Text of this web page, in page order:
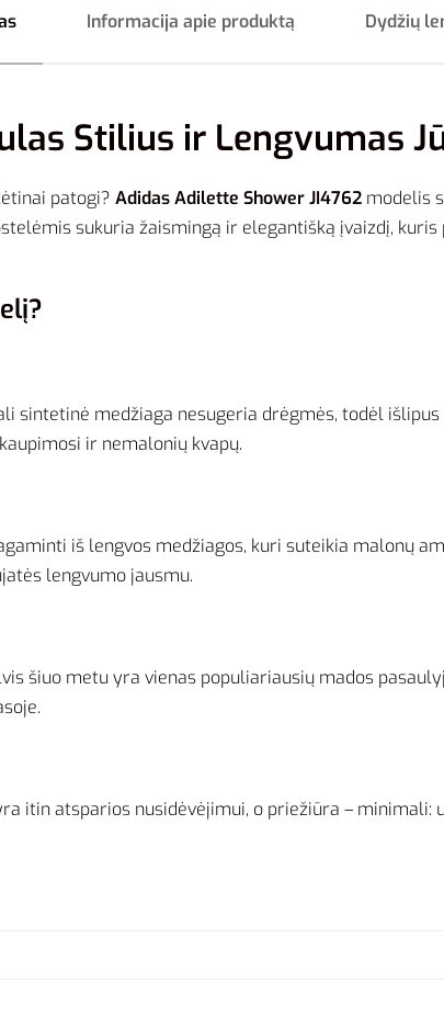
Informacija apie produktą Dydžių
Stilius ir Lengvumas
patogi? Adidas Adilette Shower JI4762 modelis
sukuria žaismingą ir elegantišką įvaizdį,
sintetinė medžiaga nesugeria drėgmės, todėl
ir nemalonių kvapų.
iš lengvos medžiagos, kuri suteikia malonų
lengvumo jausmu.
šiuo metu yra vienas populiariausių mados
itin atsparios nusidėvėjimui, o priežiūra –